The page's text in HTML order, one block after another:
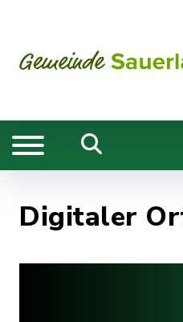
Digitaler